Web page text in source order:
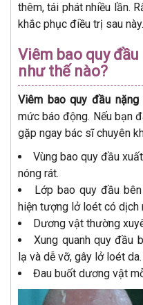
thêm, tái phát nhiều lần.
khắc phục điều trị sau này.
Viêm bao quy
như thế nào?
Viêm bao quy đầu nặng
mức báo động. Nếu bạn
gặp ngay bác sĩ chuyên
Vùng bao quy đầu
nóng rát.
Lớp bao quy đầu
hiện tượng lở loét có dịch
Dương vật thường
Xung quanh quy đầu
lạ và dễ vỡ, gây lở loét da.
Đau buốt dương vật